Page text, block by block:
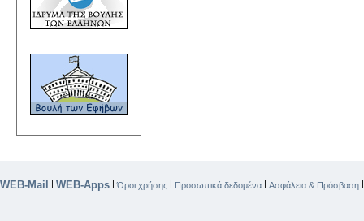
WEB-Mail WEB-Apps |Όροι χρήσης Προσωπικά δεδομένα Ασφάλεια & Πρόσβαση